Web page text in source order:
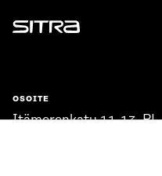
Sitra
OSOITE
Itämerenkatu 11-13, PL